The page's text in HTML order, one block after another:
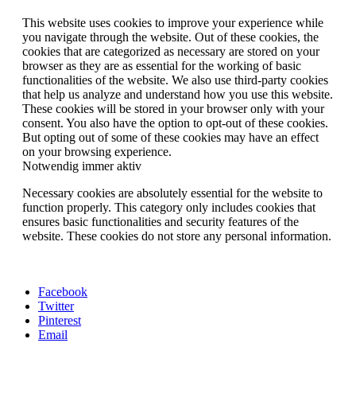
This website uses cookies to improve your experience while
you navigate through the website. Out of these cookies, the
cookies that are categorized as necessary are stored on your
browser as they are as essential for the working of basic
functionalities of the website. We also use third-party cookies
that help us analyze and understand how you use this website.
These cookies will be stored in your browser only with your
consent. You also have the option to opt-out of these cookies.
But opting out of some of these cookies may have an effect
on your browsing experience.
Notwendig immer aktiv
Necessary cookies are absolutely essential for the website to
function properly. This category only includes cookies that
ensures basic functionalities and security features of the
website. These cookies do not store any personal information.
Facebook
Twitter
Pinterest
Email